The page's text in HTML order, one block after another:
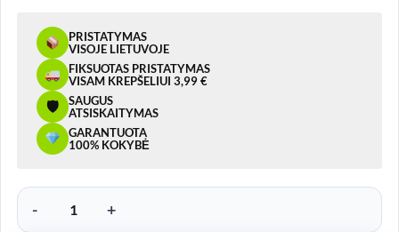
PRISTATYMAS
VISOJE LIETUVOJE
FIKSUOTAS PRISTATYMAS
VISAM KREPŠELIUI 3,99 €
🛡
SAUGUS
ATSISKAITYMAS
GARANTUOTA
100% KOKYBĖ
produkto kiekis: LED žibintas su bėgančiu posūkiu – 12028 L+R